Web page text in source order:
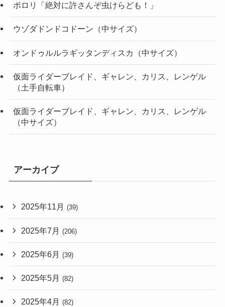
ポロリ「絶対に許さんぞ虫けらども！」
ウゾダドンドコドーン（中サイズ）
オンドゥルルラギッタンディスカ（中サイズ）
仮面ライダーブレイド、ギャレン、カリス、レンゲル
（土手自転車）
仮面ライダーブレイド、ギャレン、カリス、レンゲル
（中サイズ）
アーカイブ
2025年11月 (39)
2025年7月 (206)
2025年6月 (39)
2025年5月 (82)
2025年4月 (82)